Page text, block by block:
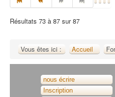
Résultats 73 à 87 sur 87
Vous êtes ici : Accueil
nous écrire
Inscription